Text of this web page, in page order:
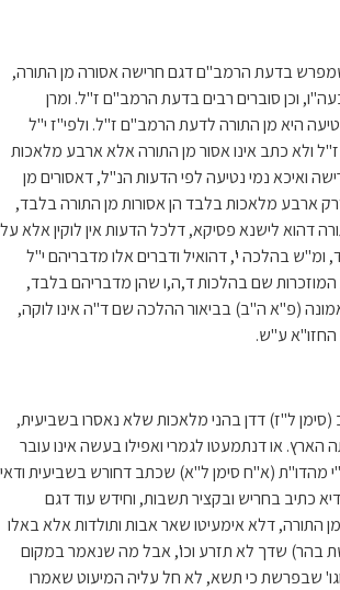
שמפרש בדעת הרמב"ם דגם חרישה אסורה מן התורה,
בעה"ו, וכן סוברים רבים בדעת הרמב"ם ז"ל. ומרן
היא מן התורה לדעת הרמב"ם ז"ל. ולפי"ז י"ל
ולא כתב אינו אסור מן התורה אלא ארבע מלאכות
ואיכא נמי נטיעה לפי הדעות הנ"ל, דאסורים מן
ארבע מלאכות בלבד הן אסורות מן התורה בלבד,
דהוא לישנא פסיקא, דלכל הדעות אין לוקין אלא על
בהלכה י', דהואיל ודברים אלו מדבריהם י"ל
שם בהלכות ד,ה,ו שהן מדבריהם בלבד,
(פ"א ה"ב) בביאור ההלכה שם ד"ה אינו לוקה,
החזו"א ע"ש.
ל"ז) דדן בהני מלאכות שלא נאסרו בשביעית,
או דנתמעטו לגמרי ואפילו בעשה אינו עובר
מהדו"ת (א"ח סימן ל"א) שכתב דחורש בשביעית ודאי
כתיב בחריש ובקציר תשבות, וחידש עוד דגם
התורה, דלא אימעיטו שאר אבות ותולדות אלא באלו
בהר) שדך לא תזרע וכו', אבל מה שנאמר במקום
שבפרשת כי תשא, לא חל עליה המיעוט שאמרו